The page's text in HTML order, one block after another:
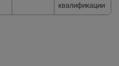
квалификации